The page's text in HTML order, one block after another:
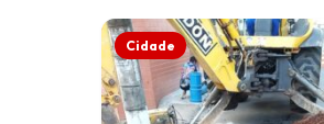
Cidade